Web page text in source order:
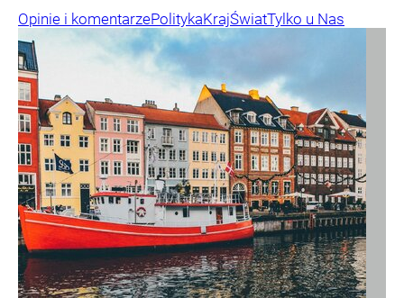
Opinie i komentarzePolitykaKrajŚwiatTylko u Nas